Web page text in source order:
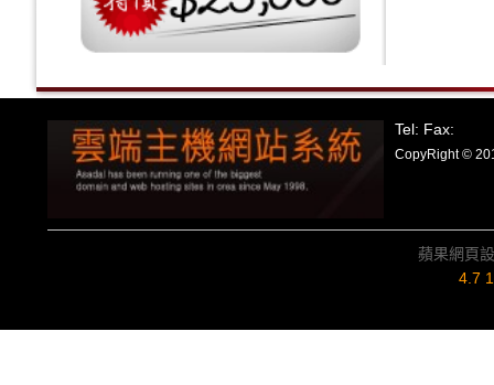
Tel: Fax:
CopyRight ©
蘋果網頁
4.7